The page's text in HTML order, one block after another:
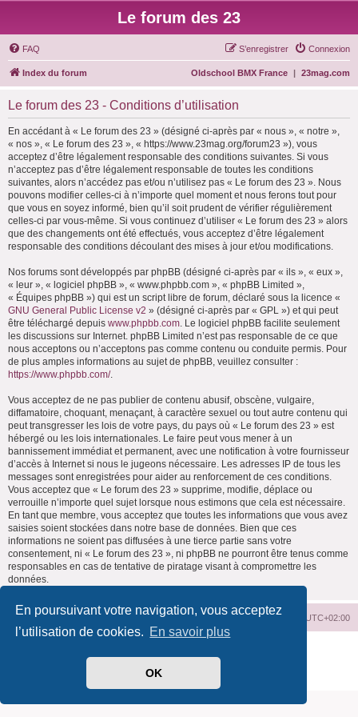
En poursuivant votre navigation, vous acceptez
l’utilisation de cookies. En savoir plus
OK
Le forum des 23
FAQ Connexion
S’enregistrer
Index du forum 23mag.com
|
Oldschool BMX France
Le forum des 23 - Conditions d’utilisation
En accédant à « Le forum des 23 » (désigné ci-après par « nous », « notre »,
« nos », « Le forum des 23 », « https://www.23mag.org/forum23 »), vous
acceptez d’être légalement responsable des conditions suivantes. Si vous
n’acceptez pas d’être légalement responsable de toutes les conditions
suivantes, alors n’accédez pas et/ou n’utilisez pas « Le forum des 23 ». Nous
pouvons modifier celles-ci à n’importe quel moment et nous ferons tout pour
que vous en soyez informé, bien qu’il soit prudent de vérifier régulièrement
celles-ci par vous-même. Si vous continuez d’utiliser « Le forum des 23 » alors
que des changements ont été effectués, vous acceptez d’être légalement
responsable des conditions découlant des mises à jour et/ou modifications.
Nos forums sont développés par phpBB (désigné ci-après par « ils », « eux »,
« leur », « logiciel phpBB », « www.phpbb.com », « phpBB Limited »,
« Équipes phpBB ») qui est un script libre de forum, déclaré sous la licence «
GNU General Public License v2 » (désigné ci-après par « GPL ») et qui peut
être téléchargé depuis www.phpbb.com. Le logiciel phpBB facilite seulement
les discussions sur Internet. phpBB Limited n’est pas responsable de ce que
nous acceptons ou n’acceptons pas comme contenu ou conduite permis. Pour
de plus amples informations au sujet de phpBB, veuillez consulter :
https://www.phpbb.com/.
Vous acceptez de ne pas publier de contenu abusif, obscène, vulgaire,
diffamatoire, choquant, menaçant, à caractère sexuel ou tout autre contenu qui
peut transgresser les lois de votre pays, du pays où « Le forum des 23 » est
hébergé ou les lois internationales. Le faire peut vous mener à un
bannissement immédiat et permanent, avec une notification à votre fournisseur
d’accès à Internet si nous le jugeons nécessaire. Les adresses IP de tous les
messages sont enregistrées pour aider au renforcement de ces conditions.
Vous acceptez que « Le forum des 23 » supprime, modifie, déplace ou
verrouille n’importe quel sujet lorsque nous estimons que cela est nécessaire.
En tant que membre, vous acceptez que toutes les informations que vous avez
saisies soient stockées dans notre base de données. Bien que ces
informations ne soient pas diffusées à une tierce partie sans votre
consentement, ni « Le forum des 23 », ni phpBB ne pourront être tenus comme
responsables en cas de tentative de piratage visant à compromettre les
données.
Index du forum Heures au format UTC+02:00
Supprimer les cookies
phpBB-fr.com
Confidentialité